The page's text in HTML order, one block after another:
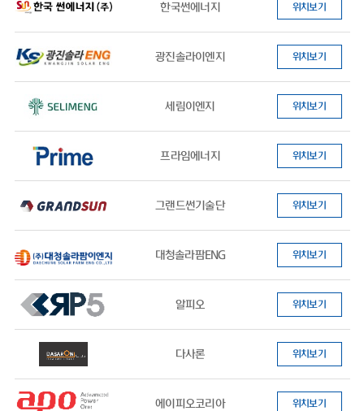
한국썬에너지 위치보기
광진솔라이엔지 위치보기
세림이엔지 위치보기
프라임에너지 위치보기
그랜드썬기술단 위치보기
대청솔라팜ENG 위치보기
알피오 위치보기
다사론 위치보기
에이피오코리아 위치보기